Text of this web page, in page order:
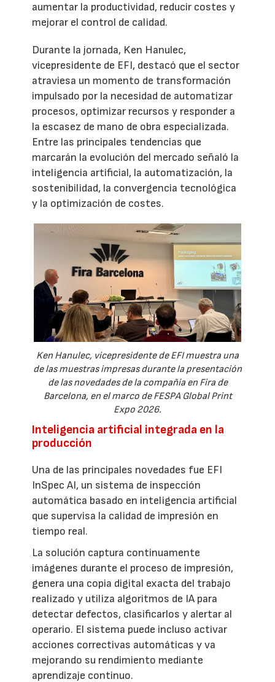
aumentar la productividad, reducir costes y
mejorar el control de calidad.
Durante la jornada, Ken Hanulec,
vicepresidente de EFI, destacó que el sector
atraviesa un momento de transformación
impulsado por la necesidad de automatizar
procesos, optimizar recursos y responder a
la escasez de mano de obra especializada.
Entre las principales tendencias que
marcarán la evolución del mercado señaló la
inteligencia artificial, la automatización, la
sostenibilidad, la convergencia tecnológica
y la optimización de costes.
Ken Hanulec, vicepresidente de EFI muestra una
de las muestras impresas durante la presentación
de las novedades de la compañía en Fira de
Barcelona, en el marco de FESPA Global Print
Expo 2026.
Inteligencia artificial integrada en la
producción
Una de las principales novedades fue EFI
InSpec AI, un sistema de inspección
automática basado en inteligencia artificial
que supervisa la calidad de impresión en
tiempo real.
La solución captura continuamente
imágenes durante el proceso de impresión,
genera una copia digital exacta del trabajo
realizado y utiliza algoritmos de IA para
detectar defectos, clasificarlos y alertar al
operario. El sistema puede incluso activar
acciones correctivas automáticas y va
mejorando su rendimiento mediante
aprendizaje continuo.